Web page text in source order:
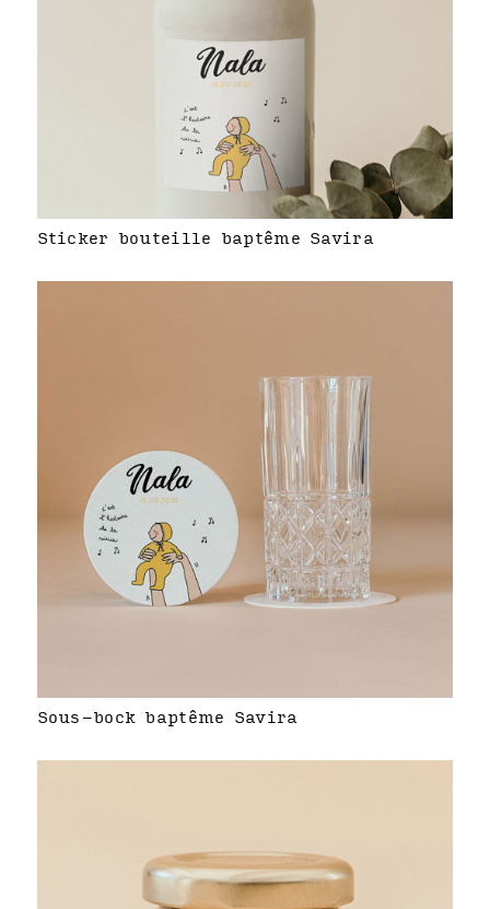
Sticker bouteille baptême Savira
Sous-bock baptême Savira